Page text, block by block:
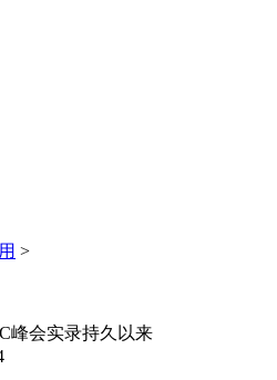
>
峰会实录持久以来